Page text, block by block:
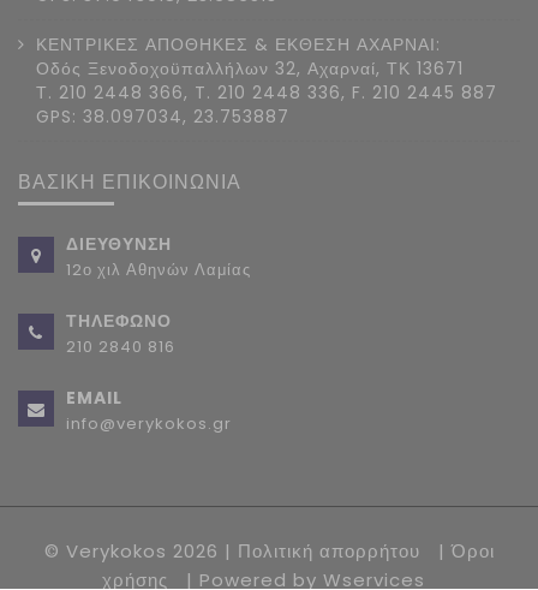
ΚΕΝΤΡΙΚΕΣ ΑΠΟΘΗΚΕΣ & ΕΚΘΕΣΗ ΑΧΑΡΝΑΙ:
Οδός Ξενοδοχοϋπαλλήλων 32, Αχαρναί, ΤΚ 13671
Τ. 210 2448 366, T. 210 2448 336, F. 210 2445 887
GPS: 38.097034, 23.753887
ΒΑΣΙΚΗ ΕΠΙΚΟΙΝΩΝΙΑ
ΔΙΕΥΘΥΝΣΗ
12ο χιλ Αθηνών Λαμίας
ΤΗΛΕΦΩΝΟ
210 2840 816
EMAIL
info@verykokos.gr
© Verykokos 2026 | Πολιτική απορρήτου |Όροι
χρήσης
| Powered by Wservices